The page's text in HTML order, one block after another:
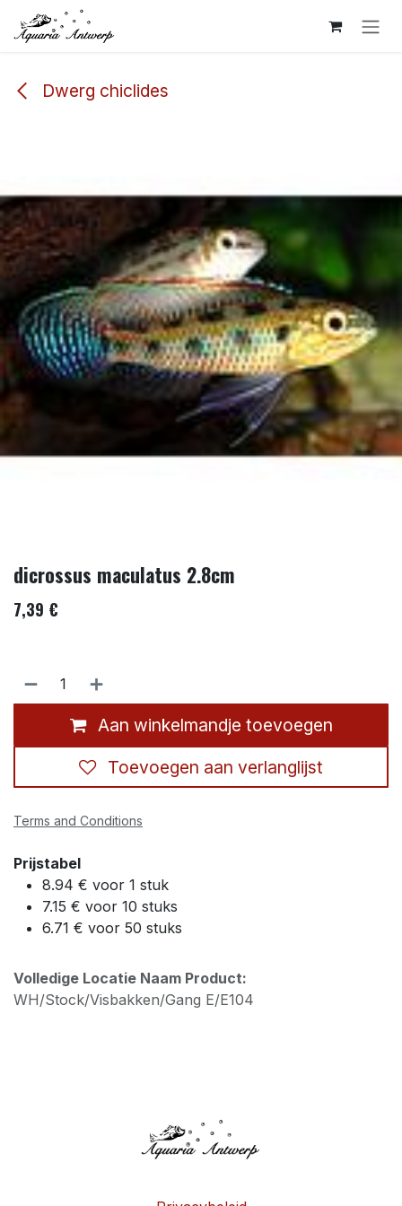
Overslaan naar inhoud
Dwerg chiclides
dicrossus maculatus 2.8cm
7,39 €
Aan winkelmandje toevoegen
Toevoegen aan verlanglijst
Terms and Conditions
Prijstabel
8.94 € voor 1 stuk
7.15 € voor 10 stuks
6.71 € voor 50 stuks
Volledige Locatie Naam Product:
WH/Stock/Visbakken/Gang E/E104